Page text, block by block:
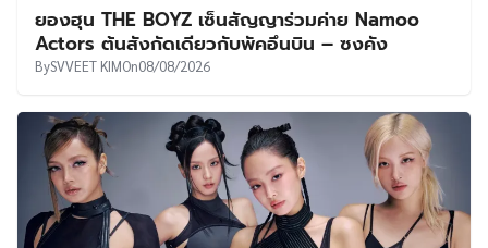
ยองฮุน THE BOYZ เซ็นสัญญาร่วมค่าย Namoo
Actors ต้นสังกัดเดียวกับพัคอึนบิน – ซงคัง
BySVVEET KIMOn08/08/2026